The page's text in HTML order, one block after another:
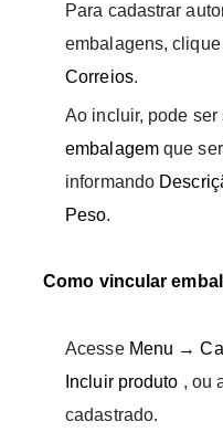
Para cadastrar
embalagens,
Correios.
Ao incluir, pode
embalagemque
informando
Peso.
Como vincular
Acesse Menu →
Incluir produto , ou
cadastrado.